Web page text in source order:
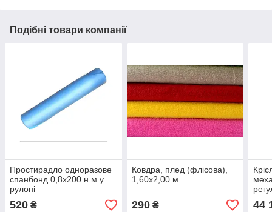
Подібні товари компанії
Простирадло одноразове
спанбонд 0,8x200 н.м у
рулоні
520 ₴
Ковдра, плед (флісова),
1,60х2,00 м
290₴ 44